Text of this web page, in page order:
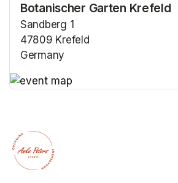
Botanischer Garten Krefeld
Sandberg 1
47809 Krefeld
Germany